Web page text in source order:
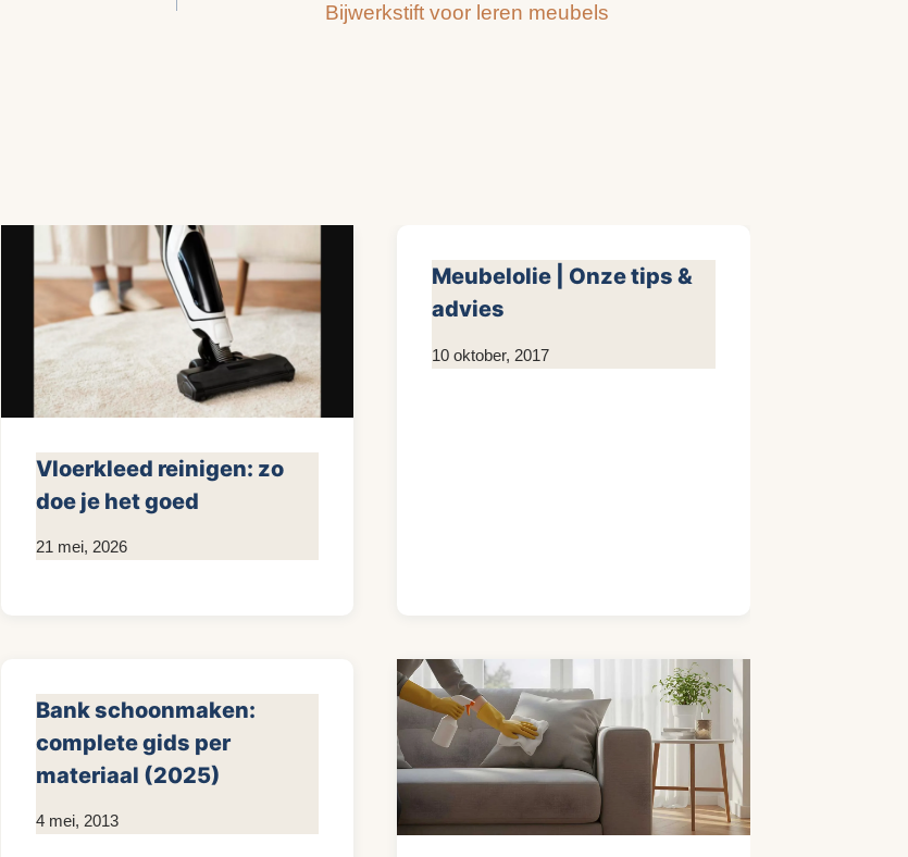
Bijwerkstift voor leren meubels
Vloerkleed reinigen: zo
doe je het goed
Door
21 mei, 2026
Meubelolie | Onze tips &
advies
Door
10 oktober, 2017
Bank schoonmaken:
complete gids per
materiaal (2025)
Door
4 mei, 2013